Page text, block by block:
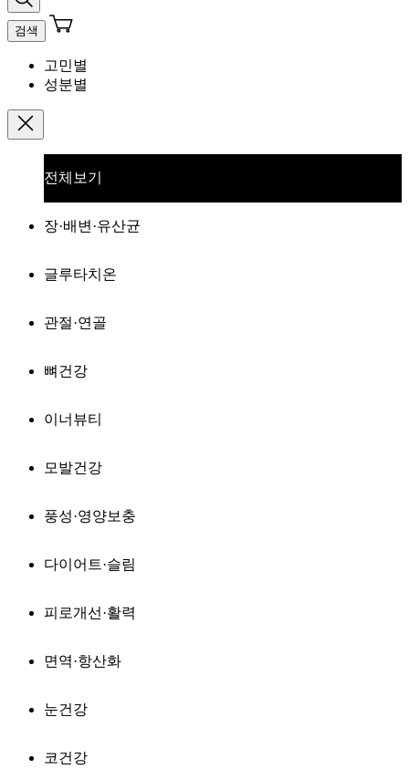
검색
고민별
성분별
전체보기
장·배변·유산균
글루타치온
관절·연골
뼈건강
이너뷰티
모발건강
풍성·영양보충
다이어트·슬림
피로개선·활력
면역·항산화
눈건강
코건강